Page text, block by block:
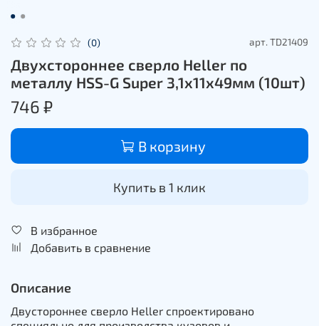
(0) арт. TD21409
Двухстороннее сверлo Heller по
металлу HSS-G Super 3,1х11х49мм (10шт)
746 ₽
В корзину
Купить в 1 клик
В избранное
Добавить в сравнение
Описание
Двустороннее сверло Heller спроектировано